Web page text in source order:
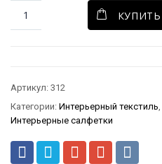
КУПИТЬ
Артикул: 312
Категории: Интерьерный текстиль
Интерьерные салфетки